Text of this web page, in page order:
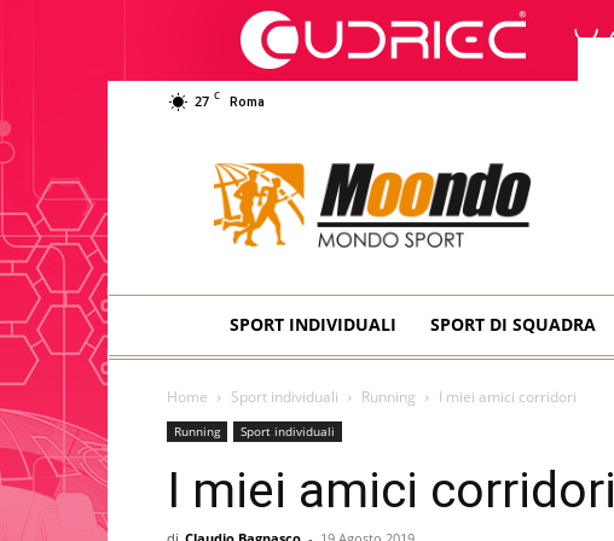
27 C Roma
Moondo
Sport
SPORT INDIVIDUALI SPORT DI SQUADRA
Home Sport individuali Running I miei amici corridori
Running Sport individuali
I miei amici corridori